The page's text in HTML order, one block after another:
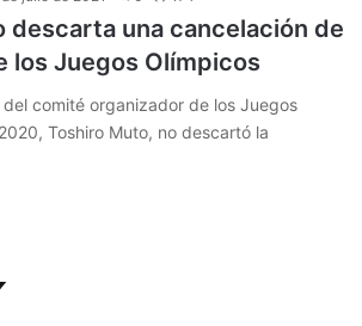
descarta una cancelación de
los Juegos Olímpicos
comité organizador de los Juegos
Toshiro Muto, no descartó la